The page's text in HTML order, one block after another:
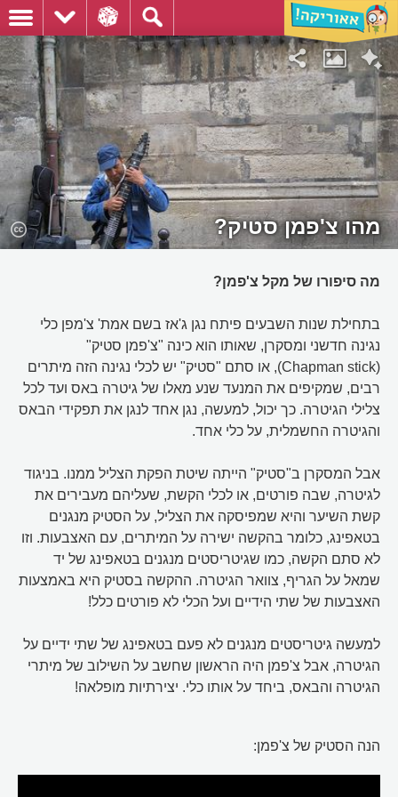
מהו צ'פמן סטיק?
מה סיפורו של מקל צ'פמן?
בתחילת שנות השבעים פיתח נגן ג'אז בשם אמת' צ'מפן כלי
נגינה חדשני ומסקרן, שאותו הוא כינה "צ'פמן סטיק"
(Chapman stick), או סתם "סטיק" יש לכלי נגינה הזה מיתרים
רבים, שמקיפים את המנעד שנע מאלו של גיטרה באס ועד לכל
צלילי הגיטרה. כך יכול, למעשה, נגן אחד לנגן את תפקידי הבאס
והגיטרה החשמלית, על כלי אחד.
אבל המסקרן ב"סטיק" הייתה שיטת הפקת הצליל ממנו. בניגוד
לגיטרה, שבה פורטים, או לכלי הקשת, שעליהם מעבירים את
קשת השיער והיא שמפיסקה את הצליל, על הסטיק מנגנים
בטאפינג, כלומר בהקשה ישירה על המיתרים, עם האצבעות. וזו
לא סתם הקשה, כמו שגיטריסטים מנגנים בטאפינג של יד
שמאל על הגריף, צוואר הגיטרה. ההקשה בסטיק היא באמצעות
האצבעות של שתי הידיים ועל הכלי לא פורטים כלל!
למעשה גיטריסטים מנגנים לא פעם בטאפינג של שתי ידיים על
הגיטרה, אבל צ'פמן היה הראשון שחשב על השילוב של מיתרי
הגיטרה והבאס, ביחד על אותו כלי. יצירתיות מופלאה!
הנה הסטיק של צ'פמן: